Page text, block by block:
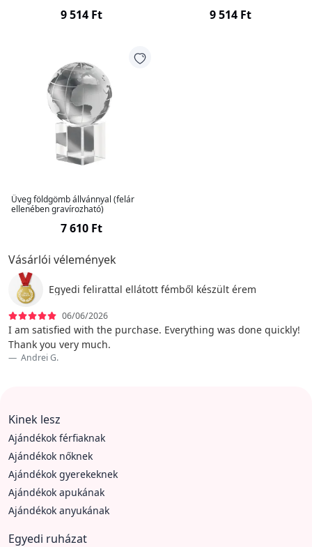
Vásárlói vélemények
Egyedi felirattal ellátott fémből készült érem
06/06/2026
I am satisfied with the purchase. Everything was done quickly!
Thank you very much.
Andrei G.
9 514 Ft 9 514 Ft
Üveg földgömb állvánnyal (felár
ellenében gravírozható)
7 610 Ft
Kinek lesz
Ajándékok férfiaknak
Ajándékok nőknek
Ajándékok gyerekeknek
Ajándékok apukának
Ajándékok anyukának
Egyedi ruházat